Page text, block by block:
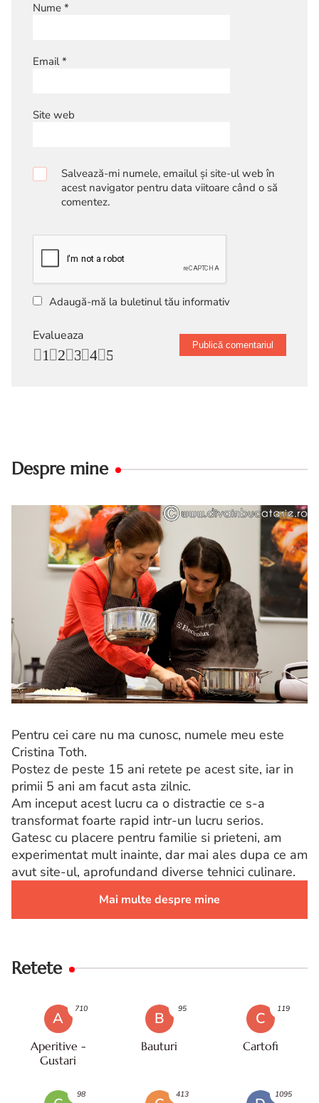
Nume *
Email*
Site web
Salvează-mi numele, emailul și site-ul web în
acest navigator pentru data viitoare când o să
comentez.
Adaugă-mă la buletinul tău informativ
Evalueaza
5
4
3
2
1
Despre mine
Pentru cei care nu ma cunosc, numele meu este
Cristina Toth.
Postez de peste 15 ani retete pe acest site, iar in
primii 5 ani am facut asta zilnic.
Am inceput acest lucru ca o distractie ce s-a
transformat foarte rapid intr-un lucru serios.
Gatesc cu placere pentru familie si prieteni, am
experimentat mult inainte, dar mai ales dupa ce am
avut site-ul, aprofundand diverse tehnici culinare.
Mai multe despre mine
Retete
A
Aperitive -
Gustari
710
B
Bauturi
95
C
Cartofi
119
98 413 1095